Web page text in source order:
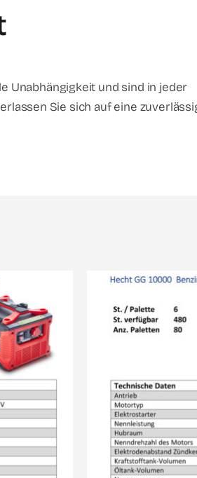
Unabhängigkeit und sind in jeder
Sie sich auf eine